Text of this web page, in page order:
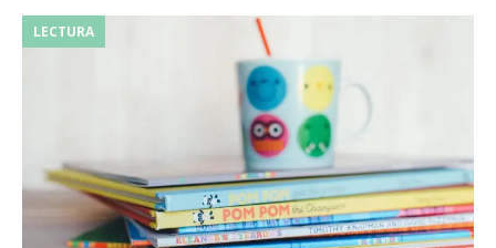
LECTURA